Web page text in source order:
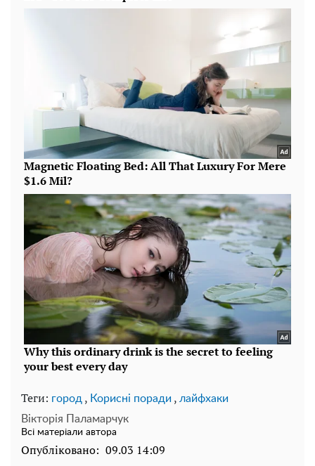
Теги: город , Корисні поради , лайфхаки
Вікторія Паламарчук
Всі матеріали автора
Опубліковано: 09.03 14:09